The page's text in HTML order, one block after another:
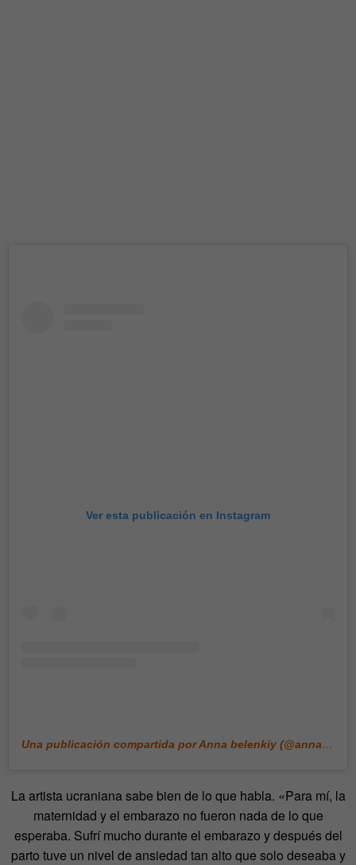
Ver esta publicación en Instagram
La artista ucraniana sabe bien de lo que habla. «Para mí, la
maternidad y el embarazo no fueron nada de lo que
esperaba. Sufrí mucho durante el embarazo y después del
parto tuve un nivel de ansiedad tan alto que solo deseaba y